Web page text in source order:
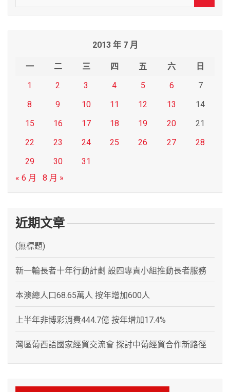
e
2013 年 7 月
一 二 三 四 五 六
日
1
2 3 4 5 6
7
8
9 10 11 12 13
14
15
16 17 18 19 20
21
22
23 24 25 26 27
28
29
30
31
« 6 月
8 月 »
近期文章
(無標題)
新一輪長者十年行動計劃 設四專責小組推動長者服務
本澳總人口68.65萬人 按年增加600人
上半年非博彩消費444.7億 按年增加17.4%
灣區葡西語國家經貿交流會 探討中葡經貿合作新路徑